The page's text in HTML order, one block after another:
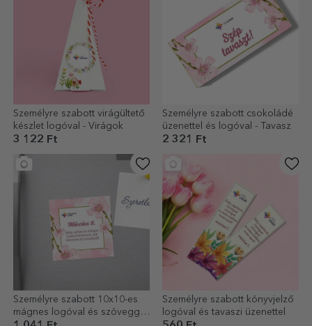
Személyre szabott virágültető
készlet logóval - Virágok
3 122 Ft
Személyre szabott csokoládé
üzenettel és logóval - Tavasz
2 321 Ft
Személyre szabott 10x10-es
mágnes logóval és szöveggel
Személyre szabott könyvjelző
logóval és tavaszi üzenettel